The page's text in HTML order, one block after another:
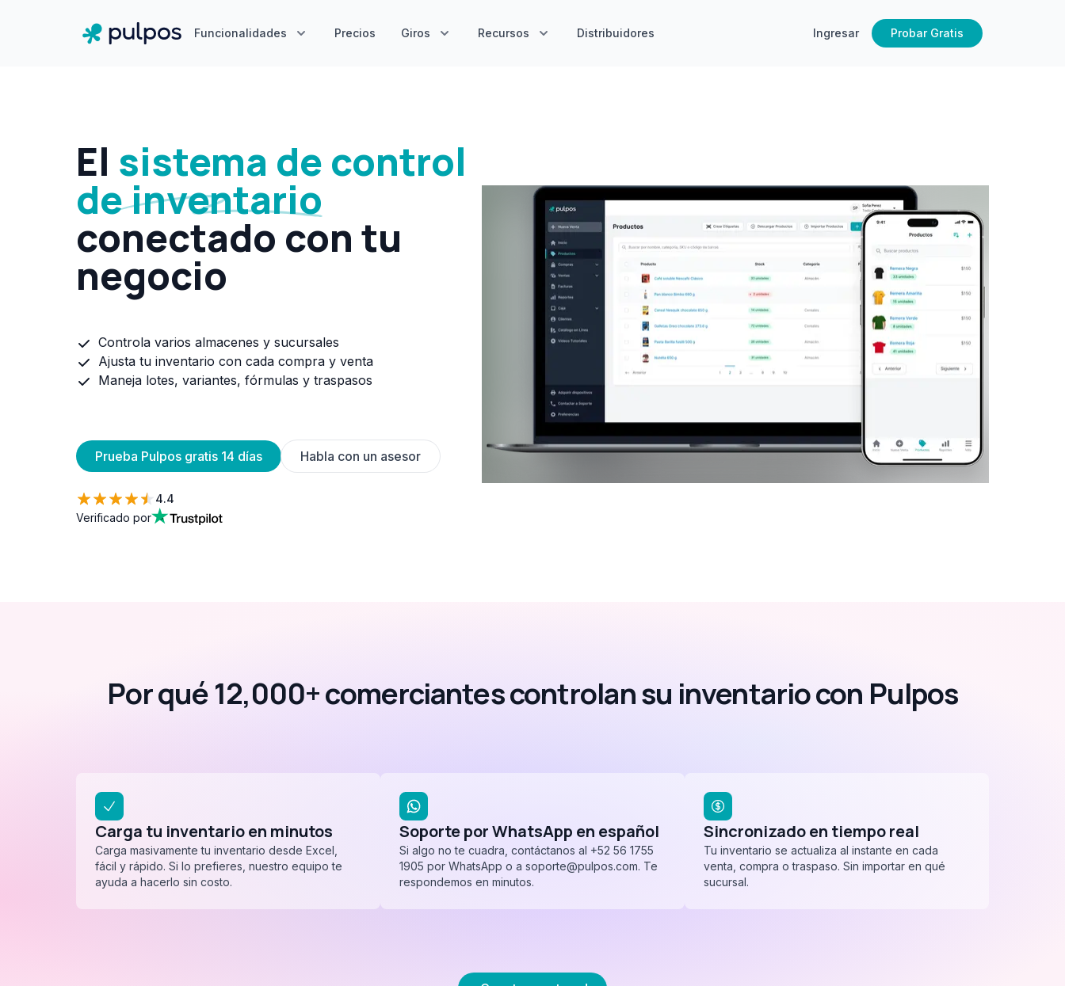
Funcionalidades Precios Giros Recursos Distribuidores Ingresar Probar Gratis
El sistema de control
de inventario
conectado con tu
negocio
Controla varios almacenes y sucursales
Ajusta tu inventario con cada compra y venta
Maneja lotes, variantes, fórmulas y traspasos
Prueba Pulpos gratis 14 días Habla con un asesor
4.4
Verificado por
Por qué 12,000+ comerciantes controlan su inventario con Pulpos
Carga tu inventario en minutos
Carga masivamente tu inventario desde Excel,
fácil y rápido. Si lo prefieres, nuestro equipo te
ayuda a hacerlo sin costo.
Soporte por WhatsApp en español
Si algo no te cuadra, contáctanos al +52 56 1755
1905 por WhatsApp o a soporte@pulpos.com. Te
respondemos en minutos.
Sincronizado en tiempo real
Tu inventario se actualiza al instante en cada
venta, compra o traspaso. Sin importar en qué
sucursal.